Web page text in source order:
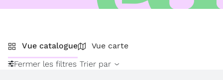
Vue catalogue
Vue carte
Fermer les filtres Trier par